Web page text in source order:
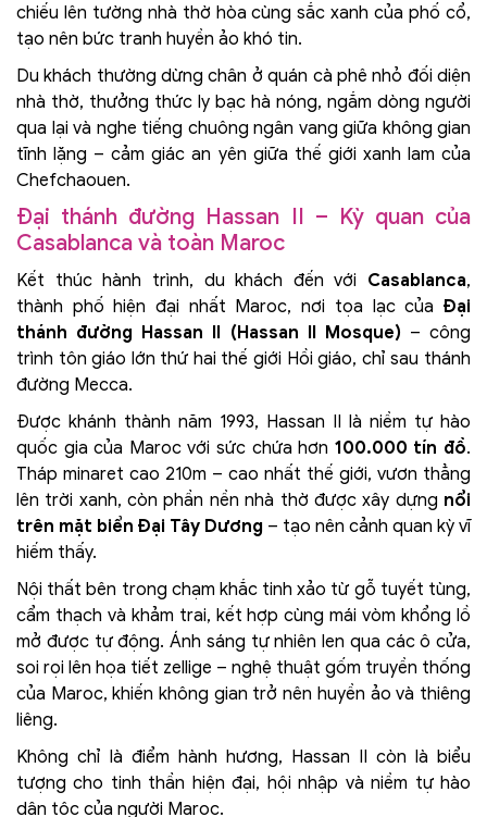
chiếu lên tường nhà thờ hòa cùng sắc xanh của phố cổ,
tạo nên bức tranh huyền ảo khó tin.
Du khách thường dừng chân ở quán cà phê nhỏ đối diện
nhà thờ, thưởng thức ly bạc hà nóng, ngắm dòng người
qua lại và nghe tiếng chuông ngân vang giữa không gian
tĩnh lặng – cảm giác an yên giữa thế giới xanh lam của
Chefchaouen.
Đại thánh đường Hassan II – Kỳ quan của
Casablanca và toàn Maroc
Kết thúc hành trình, du khách đến với Casablanca,
thành phố hiện đại nhất Maroc, nơi tọa lạc của Đại
thánh đường Hassan II (Hassan II Mosque) – công
trình tôn giáo lớn thứ hai thế giới Hồi giáo, chỉ sau thánh
đường Mecca.
Được khánh thành năm 1993, Hassan II là niềm tự hào
quốc gia của Maroc với sức chứa hơn 100.000 tín đồ.
Tháp minaret cao 210m – cao nhất thế giới, vươn thẳng
lên trời xanh, còn phần nền nhà thờ được xây dựng nổi
trên mặt biển Đại Tây Dương – tạo nên cảnh quan kỳ vĩ
hiếm thấy.
Nội thất bên trong chạm khắc tinh xảo từ gỗ tuyết tùng,
cẩm thạch và khảm trai, kết hợp cùng mái vòm khổng lồ
mở được tự động. Ánh sáng tự nhiên len qua các ô cửa,
soi rọi lên họa tiết zellige – nghệ thuật gốm truyền thống
của Maroc, khiến không gian trở nên huyền ảo và thiêng
liêng.
Không chỉ là điểm hành hương, Hassan II còn là biểu
tượng cho tinh thần hiện đại, hội nhập và niềm tự hào
dân tộc của người Maroc.